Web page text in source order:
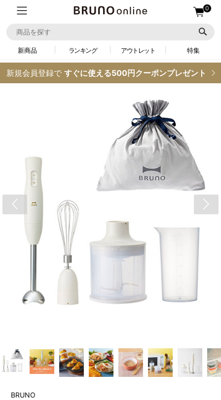
0
新商品 ランキング アウトレット 特集
新規会員登録で すぐに使える500円クーポンプレゼント
BRUNO